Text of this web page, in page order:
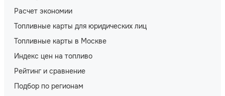
Расчет экономии
Топливные карты для юридических лиц
Топливные карты в Москве
Индекс цен на топливо
Рейтинг и сравнение
Подбор по регионам